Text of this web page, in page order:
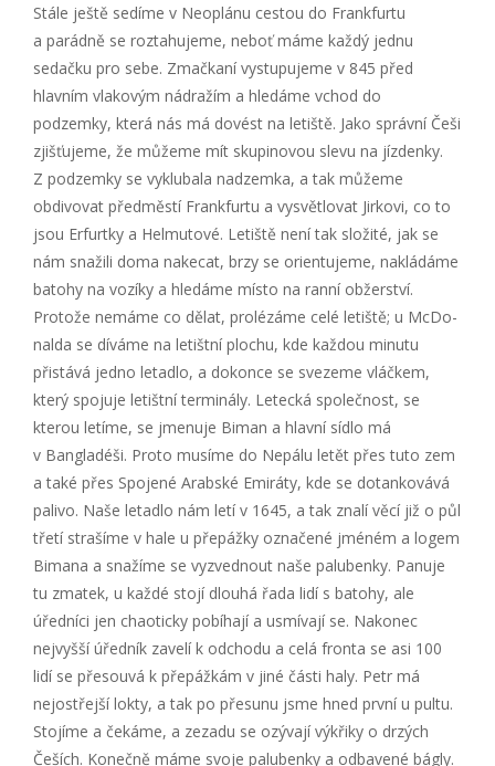
Stále ještě sedíme v Neoplánu cestou do Frankfurtu
a parádně se roztahujeme, neboť máme každý jednu
sedačku pro sebe. Zmačkaní vystupujeme v 845 před
hlavním vlakovým nádražím a hledáme vchod do
podzemky, která nás má dovést na letiště. Jako správní Češi
zjišťujeme, že můžeme mít skupinovou slevu na jízdenky.
Z podzemky se vyklubala nadzem­ka, a tak můžeme
obdivovat předměstí Frankfurtu a vysvětlovat Jirkovi, co to
jsou Erfurtky a Helmutové. Letiště není tak složité, jak se
nám snažili doma nakecat, brzy se orientujeme, nakládáme
batohy na vozíky a hledáme místo na ranní obžerství.
Protože nemáme co dělat, prolézáme celé letiště; u McDo­
nalda se díváme na letištní plochu, kde každou minutu
přistává jedno letadlo, a dokonce se svezeme vláčkem,
který spojuje letištní terminály. Letecká společnost, se
kterou letíme, se jmenuje Biman a hlavní sídlo má
v Bangladéši. Proto musíme do Nepálu letět přes tuto zem
a také přes Spojené Arabské Emiráty, kde se dotankovává
palivo. Naše letadlo nám letí v 1645, a tak znalí věcí již o půl
třetí strašíme v hale u přepážky označené jméném a logem
Bimana a snažíme se vyzvednout naše palubenky. Panuje
tu zmatek, u každé stojí dlouhá řada lidí s batohy, ale
úředníci jen chaoticky pobíhají a usmívají se. Nakonec
nejvyšší úředník zavelí k odchodu a celá fronta se asi 100
lidí se přesouvá k přepážkám v jiné části haly. Petr má
nejostřejší lokty, a tak po přesunu jsme hned první u pultu.
Stojíme a čekáme, a zezadu se ozývají výkřiky o drzých
Češích. Konečně máme svoje palubenky a odbavené bágly.